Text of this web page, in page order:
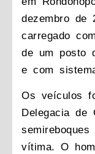
dezembro de
carregado
de um posto
e com
Os veículos
Delegacia de
vítima. O